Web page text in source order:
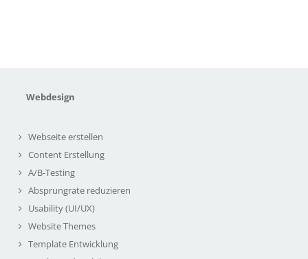
Webdesign
Webseite erstellen
Content Erstellung
A/B-Testing
Absprungrate reduzieren
Usability (UI/UX)
Website Themes
Template Entwicklung